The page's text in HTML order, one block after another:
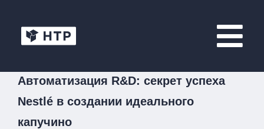
Автоматизация R&D: секрет успеха
Nestlé в создании идеального
капучино